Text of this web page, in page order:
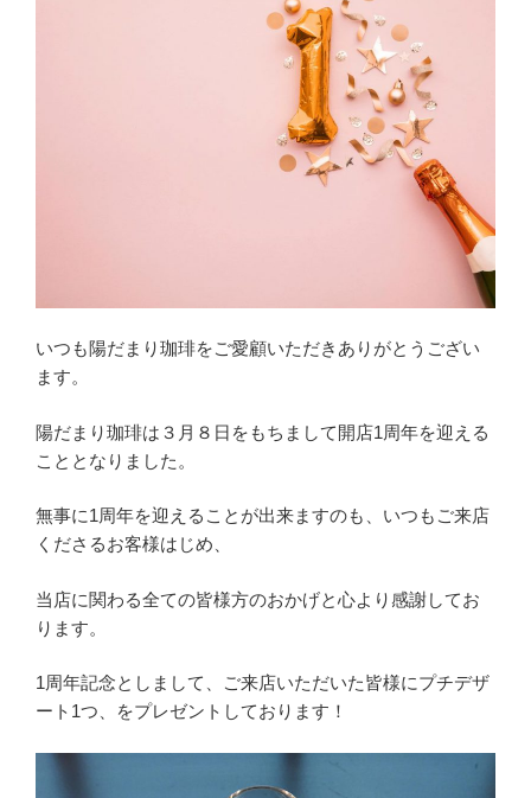
いつも陽だまり珈琲をご愛顧いただきありがとうござい
ます。
陽だまり珈琲は３月８日をもちまして開店1周年を迎える
こととなりました。
無事に1周年を迎えることが出来ますのも、いつもご来店
くださるお客様はじめ、
当店に関わる全ての皆様方のおかげと心より感謝してお
ります。
1周年記念としまして、ご来店いただいた皆様にプチデザ
ート1つ、をプレゼントしております！